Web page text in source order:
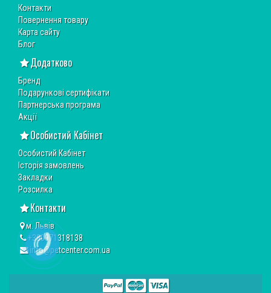
Контакти
Повернення товару
Карта сайту
Блог
Додатково
Бренд
Подарункові сертифікати
Партнерська програма
Акції
Особистий Кабінет
Особистий Кабінет
Історія замовлень
Закладки
Розсилка
Контакти
м. Львів
+380971318138
info@petcenter.com.ua